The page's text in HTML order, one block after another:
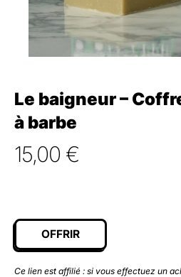
Le baigneur –
à barbe
15,00 €
OFFRIR
Ce lien est affilié : si vous effectuez un